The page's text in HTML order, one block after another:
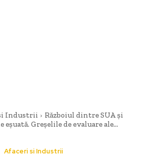
Industrii
Războiul dintre SUA și
eșuată. Greșelile de evaluare ale...
Afaceri si Industrii